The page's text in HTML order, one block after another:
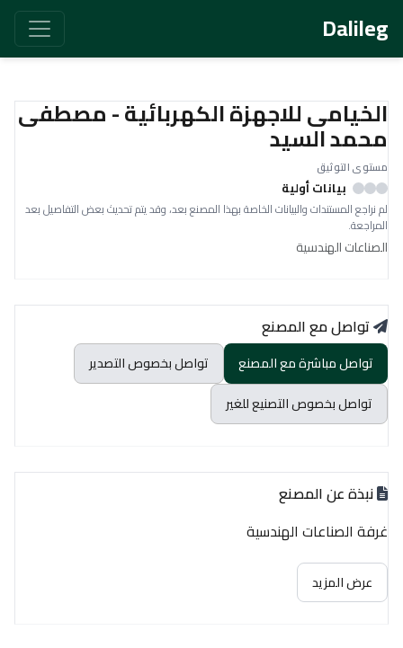
Dalileg
الخيامى للاجهزة الكهربائية - مصطفى
محمد السيد
مستوى التوثيق
بيانات أولية
لم نراجع المستندات والبيانات الخاصة بهذا المصنع بعد، وقد يتم تحديث بعض التفاصيل بعد
المراجعة.
الصناعات الهندسية
تواصل مع المصنع
تواصل مباشرة مع المصنع
تواصل بخصوص التصدير
تواصل بخصوص التصنيع للغير
نبذة عن المصنع
غرفة الصناعات الهندسية
عرض المزيد